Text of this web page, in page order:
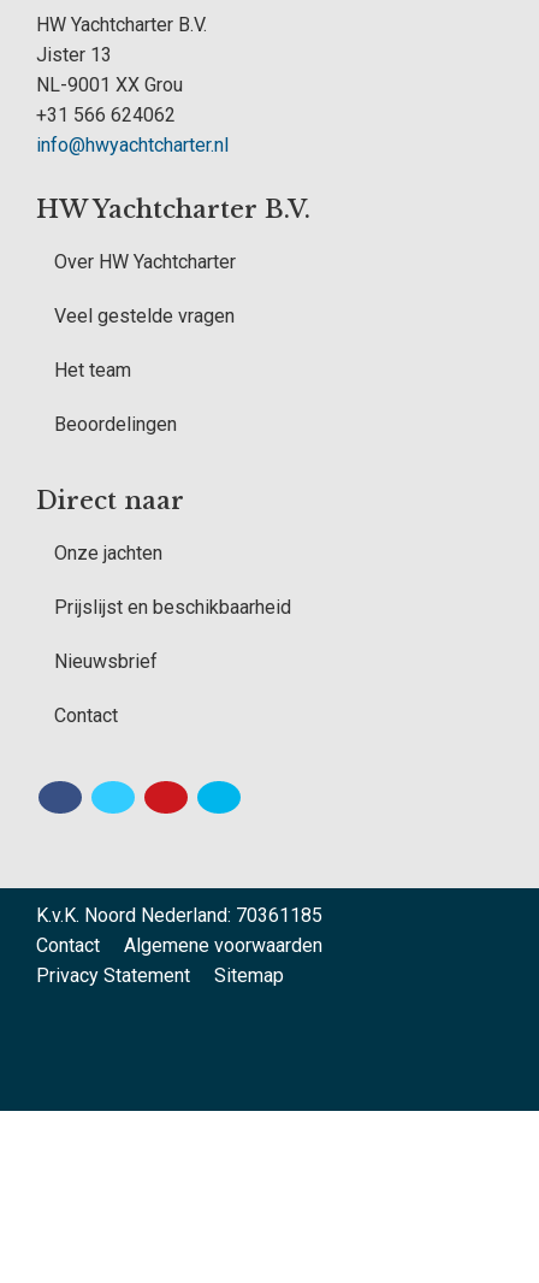
HW Yachtcharter B.V.
Jister 13
NL-9001 XX Grou
+31 566 624062
info@hwyachtcharter.nl
HW Yachtcharter B.V.
Over HW Yachtcharter
Veel gestelde vragen
Het team
Beoordelingen
Direct naar
Onze jachten
Prijslijst en beschikbaarheid
Nieuwsbrief
Contact
K.v.K. Noord Nederland: 70361185
Contact
Algemene voorwaarden
Privacy Statement
Sitemap